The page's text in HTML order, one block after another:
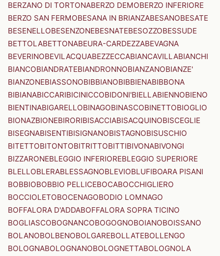
BERZANO DI TORTONABERZO DEMOBERZO INFERIORE
BERZO SAN FERMOBESANA IN BRIANZABESANOBESATE
BESENELLOBESENZONEBESNATEBESOZZOBESSUDE
BETTOLABETTONABEURA-CARDEZZABEVAGNA
BEVERINOBEVILACQUABEZZECCABIANCAVILLABIANCHI
BIANCOBIANDRATEBIANDRONNOBIANZANOBIANZE'
BIANZONEBIASSONOBIBBIANOBIBBIENABIBBONA
BIBIANABICCARIBICINICCOBIDONI'BIELLABIENNOBIENO
BIENTINABIGARELLOBINAGOBINASCOBINETTOBIOGLIO
BIONAZBIONEBIRORIBISACCIABISACQUINOBISCEGLIE
BISEGNABISENTIBISIGNANOBISTAGNOBISUSCHIO
BITETTOBITONTOBITRITTOBITTIBIVONABIVONGI
BIZZARONEBLEGGIO INFERIOREBLEGGIO SUPERIORE
BLELLOBLERABLESSAGNOBLEVIOBLUFIBOARA PISANI
BOBBIOBOBBIO PELLICEBOCABOCCHIGLIERO
BOCCIOLETOBOCENAGOBODIO LOMNAGO
BOFFALORA D'ADDABOFFALORA SOPRA TICINO
BOGLIASCOBOGNANCOBOGOGNOBOIANOBOISSANO
BOLANOBOLBENOBOLGAREBOLLATEBOLLENGO
BOLOGNABOLOGNANOBOLOGNETTABOLOGNOLA